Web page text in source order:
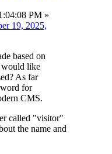
PM »
19, 2025,
based on
would like
As far
for
CMS.
called "visitor"
the name and